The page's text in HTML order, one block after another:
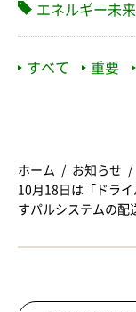
エネルギー未
すべて 重要
ホーム お知らせ
10月18日は「ドラ
すパルシステムの配